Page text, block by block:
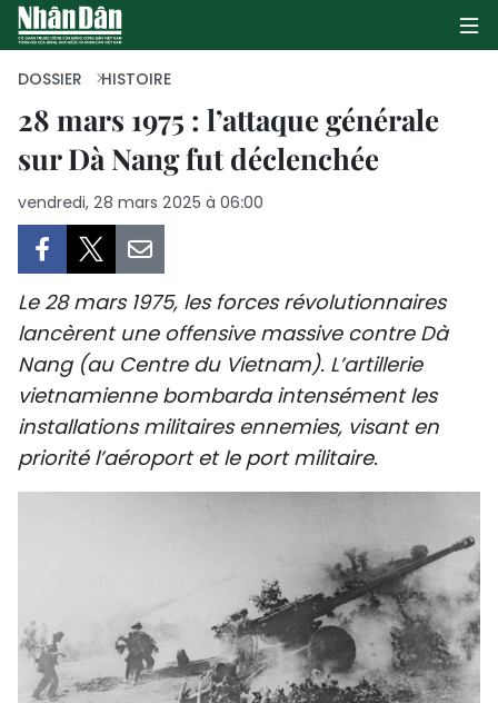
PAGE D'ACCUEIL
POLITIQUE
SOCIÉTÉ
CULTURE
TOURISME
ENVIRONNEMENT
FRANCOPHONIE
PAYS NATAL
INTERNATIONAL
DOSSIER HISTOIRE
28 mars 1975 : l’attaque générale
sur Dà Nang fut déclenchée
vendredi, 28 mars 2025 à 06:00
Le 28 mars 1975, les forces révolutionnaires
lancèrent une offensive massive contre Dà
Nang (au Centre du Vietnam). L’artillerie
vietnamienne bombarda intensément les
installations militaires ennemies, visant en
priorité l’aéroport et le port militaire.